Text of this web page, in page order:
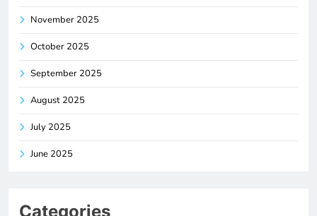
November 2025
October 2025
September 2025
August 2025
July 2025
June 2025
Categories